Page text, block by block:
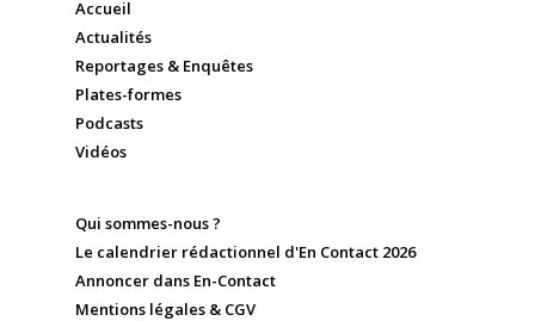
Accueil
Actualités
Reportages & Enquêtes
Plates-formes
Podcasts
Vidéos
Qui sommes-nous ?
Le calendrier rédactionnel d'En Contact 2026
Annoncer dans En-Contact
Mentions légales & CGV